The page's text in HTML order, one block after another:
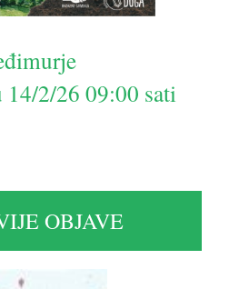
14/2/26 09:00 sati
OBJAVE